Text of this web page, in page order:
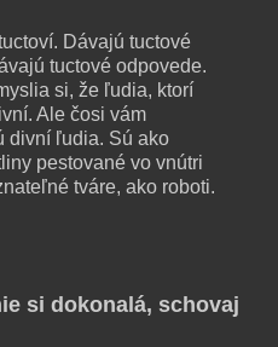
Dávajú tuctové
tuctové odpovede.
si, že ľudia, ktorí
Ale čosi vám
divní ľudia. Sú ako
pestované vo vnútri
tváre, ako roboti.
si dokonalá, schovaj